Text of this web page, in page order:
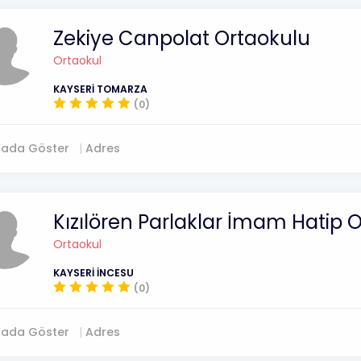
Zekiye Canpolat Ortaokulu
Ortaokul
KAYSERİ TOMARZA
(0)
Göster Adres
Kızılören Parlaklar İmam Hatip
Ortaokul
KAYSERİ İNCESU
(0)
Göster Adres